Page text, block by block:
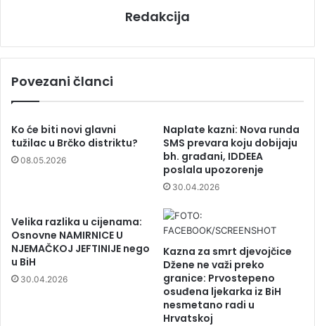
Redakcija
Povezani članci
Ko će biti novi glavni
tužilac u Brčko distriktu?
08.05.2026
Naplate kazni: Nova runda
SMS prevara koju dobijaju
bh. građani, IDDEEA
poslala upozorenje
30.04.2026
Velika razlika u cijenama:
Osnovne NAMIRNICE U
NJEMAČKOJ JEFTINIJE nego
u BiH
30.04.2026
Kazna za smrt djevojčice
Džene ne važi preko
granice: Prvostepeno
osuđena ljekarka iz BiH
nesmetano radi u
Hrvatskoj